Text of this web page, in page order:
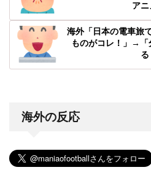
ア
海外「日本の電車旅
ものがコレ！」→「
海外の反応